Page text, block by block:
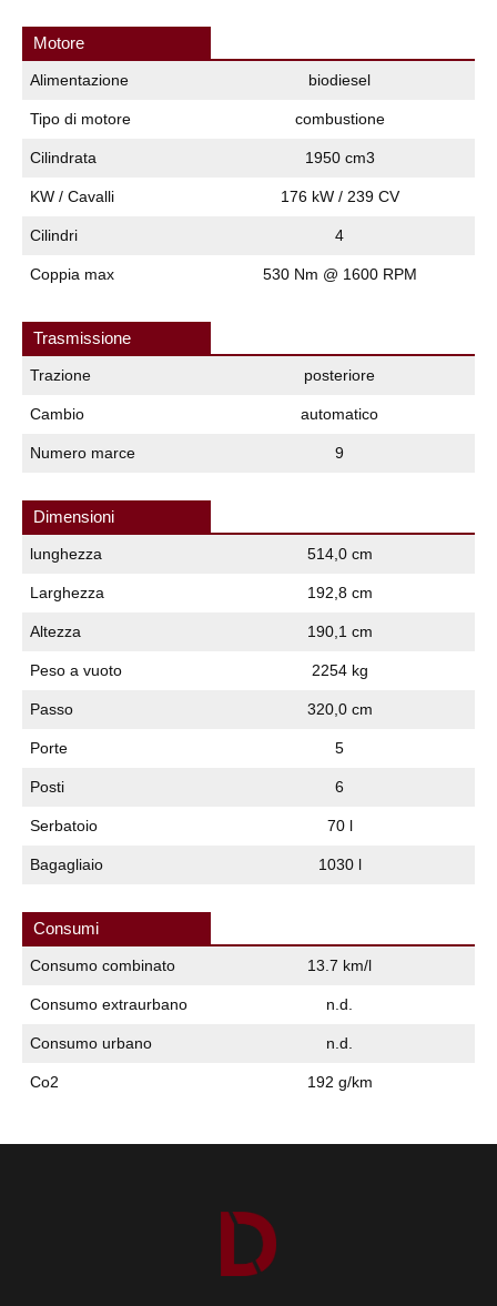
Motore
Alimentazione biodiesel
Tipo di motore combustione
Cilindrata 1950 cm3
KW / Cavalli 176 kW / 239 CV
Cilindri 4
Coppia max 530 Nm @ 1600 RPM
Trasmissione
Trazione posteriore
Cambio automatico
Numero marce 9
Dimensioni
lunghezza 514,0 cm
Larghezza 192,8 cm
Altezza 190,1 cm
Peso a vuoto 2254 kg
Passo 320,0 cm
Porte 5
Posti 6
Serbatoio 70 l
Bagagliaio 1030 l
Consumi
Consumo combinato 13.7 km/l
Consumo extraurbano n.d.
Consumo urbano n.d.
Co2 192 g/km